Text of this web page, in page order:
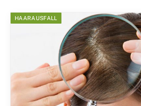
HAARAUSFALL